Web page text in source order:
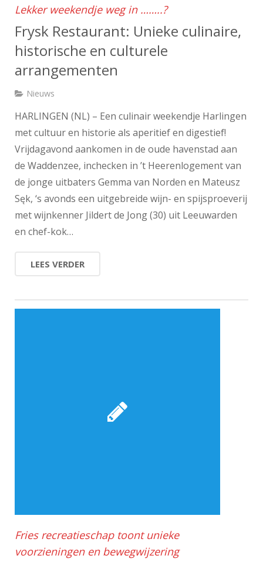
Lekker weekendje weg in ……..?
Frysk Restaurant: Unieke culinaire,
historische en culturele
arrangementen
Nieuws
HARLINGEN (NL) – Een culinair weekendje Harlingen
met cultuur en historie als aperitief en digestief!
Vrijdagavond aankomen in de oude havenstad aan
de Waddenzee, inchecken in ’t Heerenlogement van
de jonge uitbaters Gemma van Norden en Mateusz
Sęk, ‘s avonds een uitgebreide wijn- en spijsproeverij
met wijnkenner Jildert de Jong (30) uit Leeuwarden
en chef-kok…
LEES VERDER
Fries recreatieschap toont unieke
voorzieningen en bewegwijzering